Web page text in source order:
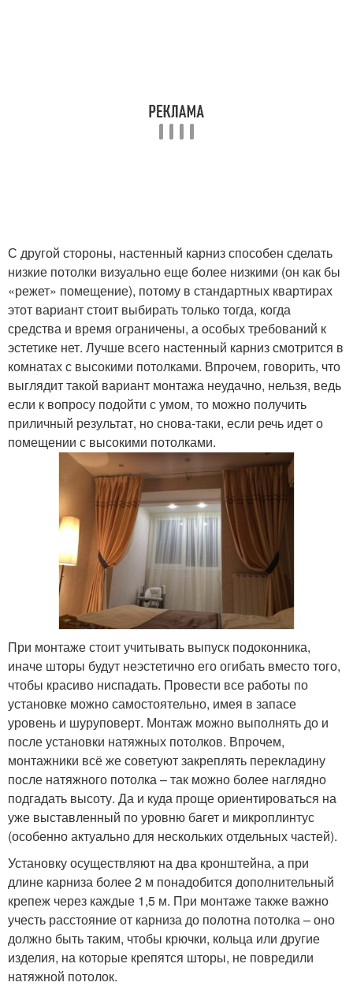
С другой стороны, настенный карниз способен сделать
низкие потолки визуально еще более низкими (он как бы
«режет» помещение), потому в стандартных квартирах
этот вариант стоит выбирать только тогда, когда
средства и время ограничены, а особых требований к
эстетике нет. Лучше всего настенный карниз смотрится в
комнатах с высокими потолками. Впрочем, говорить, что
выглядит такой вариант монтажа неудачно, нельзя, ведь
если к вопросу подойти с умом, то можно получить
приличный результат, но снова-таки, если речь идет о
помещении с высокими потолками.
При монтаже стоит учитывать выпуск подоконника,
иначе шторы будут неэстетично его огибать вместо того,
чтобы красиво ниспадать. Провести все работы по
установке можно самостоятельно, имея в запасе
уровень и шуруповерт. Монтаж можно выполнять до и
после установки натяжных потолков. Впрочем,
монтажники всё же советуют закреплять перекладину
после натяжного потолка – так можно более наглядно
подгадать высоту. Да и куда проще ориентироваться на
уже выставленный по уровню багет и микроплинтус
(особенно актуально для нескольких отдельных частей).
Установку осуществляют на два кронштейна, а при
длине карниза более 2 м понадобится дополнительный
крепеж через каждые 1,5 м. При монтаже также важно
учесть расстояние от карниза до полотна потолка – оно
должно быть таким, чтобы крючки, кольца или другие
изделия, на которые крепятся шторы, не повредили
натяжной потолок.